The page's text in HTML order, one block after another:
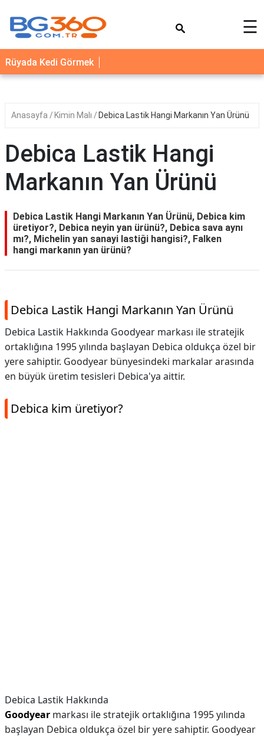
YEMEK
TARİFLERİ
SAĞLIK
İLETİŞİM
☰
Rüyada Kedi Görmek
Anasayfa Kimin Malı Debica Lastik Hangi Markanın Yan Ürünü
Debica Lastik Hangi
Markanın Yan Ürünü
Debica Lastik Hangi Markanın Yan Ürünü, Debica kim
üretiyor?, Debica neyin yan ürünü?, Debica sava aynı
mı?, Michelin yan sanayi lastiği hangisi?, Falken
hangi markanın yan ürünü?
Debica Lastik Hangi Markanın Yan Ürünü
Debica Lastik Hakkında Goodyear markası ile stratejik
ortaklığına 1995 yılında başlayan Debica oldukça özel bir
yere sahiptir. Goodyear bünyesindeki markalar arasında
en büyük üretim tesisleri Debica'ya aittir.
Debica kim üretiyor?
Debica Lastik Hakkında
Goodyear markası ile stratejik ortaklığına 1995 yılında
başlayan Debica oldukça özel bir yere sahiptir. Goodyear